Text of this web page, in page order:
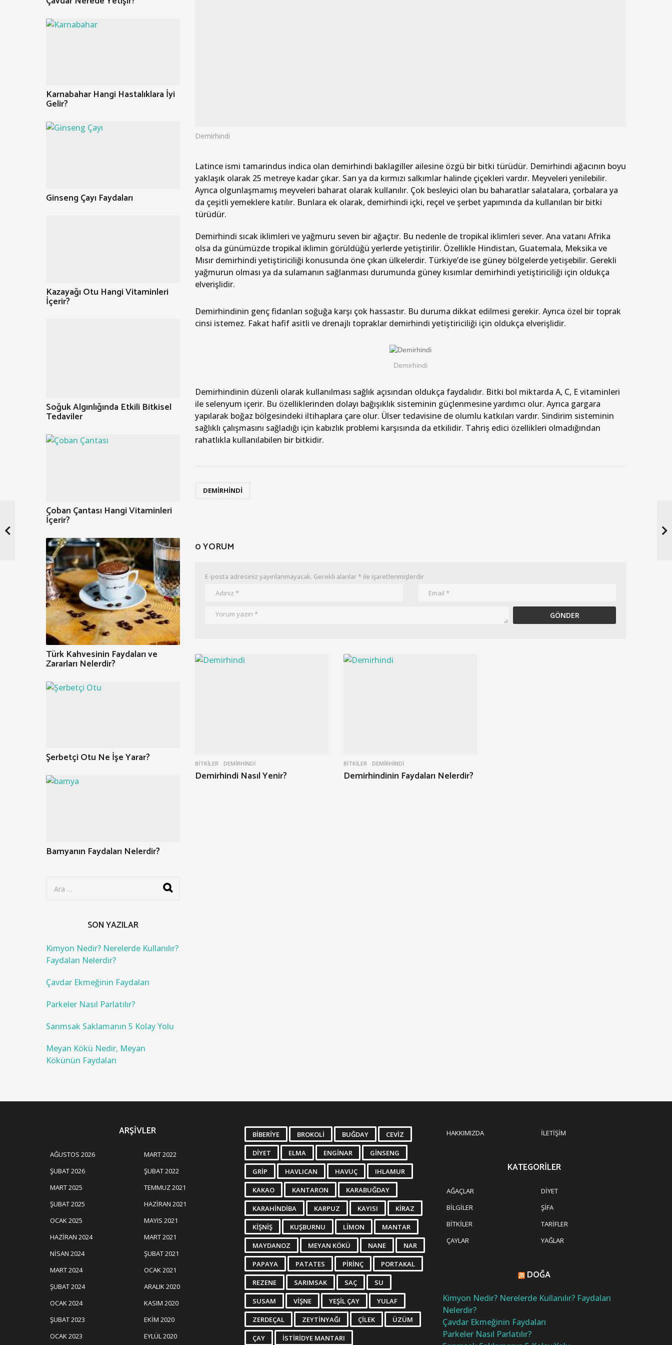
Demirhindi
Latince ismi tamarindus indica olan demirhindi baklagiller ailesine özgü bir bitki türüdür. Demirhindi ağacının boyu
yaklaşık olarak 25 metreye kadar çıkar. Sarı ya da kırmızı salkımlar halinde çiçekleri vardır. Meyveleri yenilebilir.
Ayrıca olgunlaşmamış meyveleri baharat olarak kullanılır. Çok besleyici olan bu baharatlar salatalara, çorbalara ya
da çeşitli yemeklere katılır. Bunlara ek olarak, demirhindi içki, reçel ve şerbet yapımında da kullanılan bir bitki
türüdür.
Demirhindi sıcak iklimleri ve yağmuru seven bir ağaçtır. Bu nedenle de tropikal iklimleri sever. Ana vatanı Afrika
olsa da günümüzde tropikal iklimin görüldüğü yerlerde yetiştirilir. Özellikle Hindistan, Guatemala, Meksika ve
Mısır demirhindi yetiştiriciliği konusunda öne çıkan ülkelerdir. Türkiye’de ise güney bölgelerde yetişebilir. Gerekli
yağmurun olması ya da sulamanın sağlanması durumunda güney kısımlar demirhindi yetiştiriciliği için oldukça
elverişlidir.
Demirhindinin genç fidanları soğuğa karşı çok hassastır. Bu duruma dikkat edilmesi gerekir. Ayrıca özel bir toprak
cinsi istemez. Fakat hafif asitli ve drenajlı topraklar demirhindi yetiştiriciliği için oldukça elverişlidir.
Demirhindi
Demirhindinin düzenli olarak kullanılması sağlık açısından oldukça faydalıdır. Bitki bol miktarda A, C, E vitaminleri
ile selenyum içerir. Bu özelliklerinden dolayı bağışıklık sisteminin güçlenmesine yardımcı olur. Ayrıca gargara
yapılarak boğaz bölgesindeki iltihaplara çare olur. Ülser tedavisine de olumlu katkıları vardır. Sindirim sisteminin
sağlıklı çalışmasını sağladığı için kabızlık problemi karşısında da etkilidir. Tahriş edici özellikleri olmadığından
rahatlıkla kullanılabilen bir bitkidir.
DEMIRHINDI
0 YORUM
E-posta adresiniz yayınlanmayacak. Gerekli alanlar*ile işaretlenmişlerdir
BITKILER DEMIRHINDI
Demirhindi Nasıl Yenir?
BITKILER DEMIRHINDI
Demirhindinin Faydaları Nelerdir?
Karnabahar Hangi Hastalıklara İyi
Gelir?
Ginseng Çayı Faydaları
Kazayağı Otu Hangi Vitaminleri
İçerir?
Soğuk Algınlığında Etkili Bitkisel
Tedaviler
Çoban Çantası Hangi Vitaminleri
İçerir?
Türk Kahvesinin Faydaları ve
Zararları Nelerdir?
Şerbetçi Otu Ne İşe Yarar?
Bamyanın Faydaları Nelerdir?
o
r
SON YAZILAR
Kimyon Nedir? Nerelerde Kullanılır?
Faydaları Nelerdir?
Çavdar Ekmeğinin Faydaları
Parkeler Nasıl Parlatılır?
Sarımsak Saklamanın 5 Kolay Yolu
Meyan Kökü Nedir, Meyan
Kökünün Faydaları
ARŞIVLER
AĞUSTOS 2026
ŞUBAT 2026
MART 2025
ŞUBAT 2025
OCAK 2025
HAZIRAN 2024
NISAN 2024
MART 2024
ŞUBAT 2024
OCAK 2024
ŞUBAT 2023
OCAK 2023
MART 2022
ŞUBAT 2022
TEMMUZ 2021
HAZIRAN 2021
MAYIS 2021
MART 2021
ŞUBAT 2021
OCAK 2021
ARALIK 2020
KASIM 2020
EKIM 2020
EYLÜL 2020
BIBERIYE BROKOLI BUĞDAY CEVIZ
DIYET ELMA ENGINAR GINSENG
GRIP HAVLICAN HAVUÇ IHLAMUR
KAKAO KANTARON KARABUĞDAY
KARAHINDIBA KARPUZ KAYISI KIRAZ
KIŞNIŞ KUŞBURNU LIMON MANTAR
MAYDANOZ MEYAN KÖKÜ NANE NAR
PAPAYA PATATES PIRINÇ PORTAKAL
REZENE SARIMSAK SAÇ SU
SUSAM VIŞNE YEŞIL ÇAY YULAF
ZERDEÇAL ZEYTINYAĞI ÇILEK ÜZÜM
ÇAY İSTIRIDYE MANTARI
HAKKIMIZDA İLETIŞIM
KATEGORILER
AĞAÇLAR
BILGILER
BITKILER
ÇAYLAR
DIYET
ŞIFA
TARIFLER
YAĞLAR
DOĞA
Kimyon Nedir? Nerelerde Kullanılır? Faydaları
Nelerdir?
Çavdar Ekmeğinin Faydaları
Parkeler Nasıl Parlatılır?